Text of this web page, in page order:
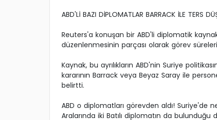
ABD'Lİ BAZI DİPLOMATLAR BARRACK İLE TERS
Reuters'a konuşan bir ABD'li diplomatik
düzenlenmesinin parçası olarak görev
Kaynak, bu ayrılıkların ABD'nin Suriye
kararının Barrack veya Beyaz Saray ile
belirtti.
ABD o diplomatları görevden aldı! Suriye'de
Aralarında iki Batılı diplomatın da